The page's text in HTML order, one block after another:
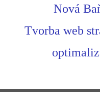
Nová
Tvorba web